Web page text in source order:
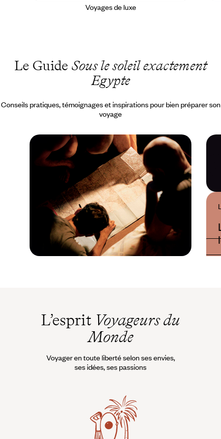
Voyages de luxe
Le Guide Sous le soleil exactement
Egypte
Conseils pratiques, témoignages et inspirations pour bien préparer son
voyage
L’esprit Voyageurs du
Monde
Voyager en toute liberté selon ses envies,
ses idées, ses passions